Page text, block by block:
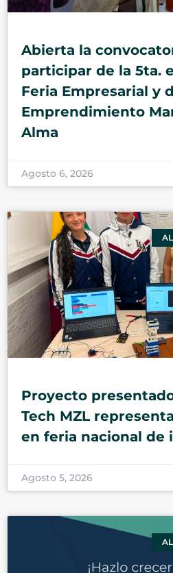
Abierta la
participar de la 5ta.
Feria Empresarial y
Emprendimiento
Alma
Agosto 6, 2026
Proyecto
Tech MZL
en feria nacional de
Agosto 5, 2026